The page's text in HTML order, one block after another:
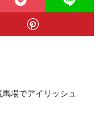
馬場でアイリッシュ